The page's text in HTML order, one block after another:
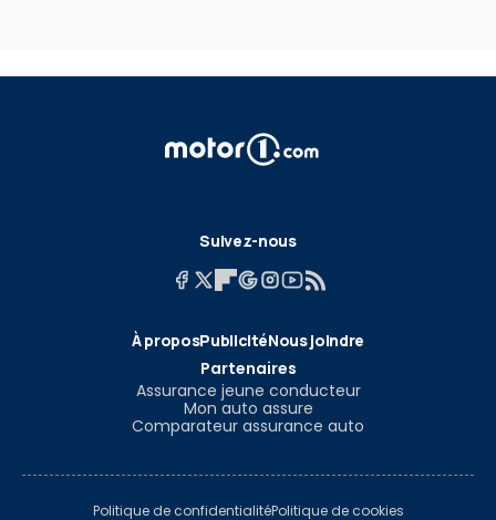
Suivez-nous
À proposPublicitéNous joindre
Partenaires
Assurance jeune conducteur
Mon auto assure
Comparateur assurance auto
Politique de confidentialitéPolitique de cookies